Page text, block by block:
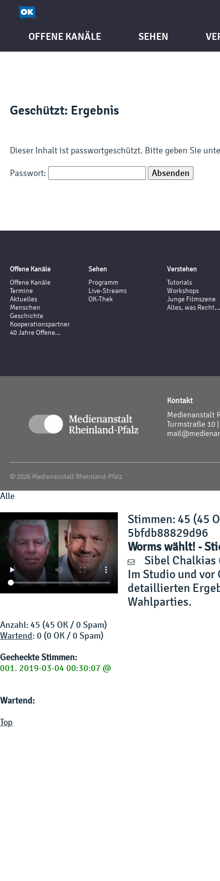
OFFENE KANÄLE SEHEN
Geschützt: Ergebnis
Dieser Inhalt ist passwortgeschützt. Bitte geben Sie
Passwort:
Offene Kanäle
Offene Kanäle
Termine
Aktuelles
Menschen
Geschichte
Kooperationspartner
40 Jahre Offene...
Sehen
Programm
Live-Streams
OK-Thek
Verstehen
Tutorials
Workshops
Junge Filmszene
Alles, was Recht...
Kontakt
Medienanstalt
Turmstraße 10
© 2026 Medienanstalt Rheinland-Pfalz
Alle
Stimmen: 45 (45
5bfdb88829d96
Worms wählt! -
Sibel Chalkias
Im Studio und
detaillierten
Wahlparties.
Anzahl: 45 (45 OK / 0 Spam)
Wartend: 0 (0 OK / 0 Spam)
Gecheckte Stimmen:
001. 2019-03-04 00:30:07 @
Wartend:
Top